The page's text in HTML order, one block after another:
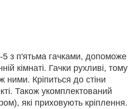
з п'ятьма гачками, допоможе
кімнаті. Гачки рухливі, тому
ними. Кріпиться до стіни
Також укомплектований
які приховують кріплення.